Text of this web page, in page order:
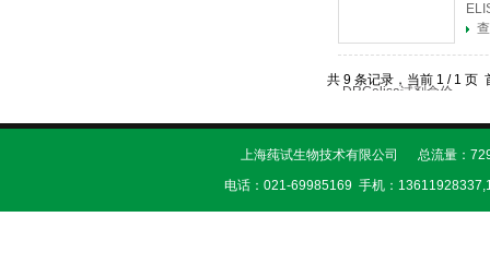
共 9 条记录，当前 1 / 1
上海莼试生物技术有限公司 总流量：
电话：021-69985169 手机：